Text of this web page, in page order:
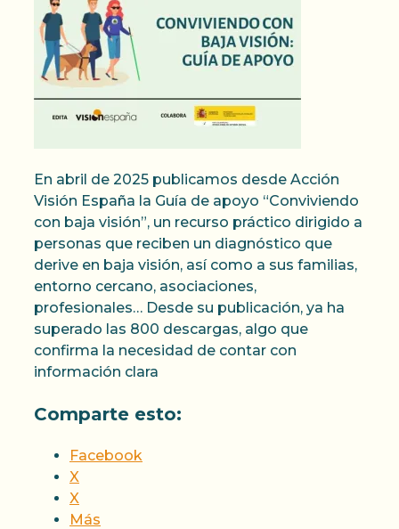
En abril de 2025 publicamos desde Acción
Visión España la Guía de apoyo “Conviviendo
con baja visión”, un recurso práctico dirigido a
personas que reciben un diagnóstico que
derive en baja visión, así como a sus familias,
entorno cercano, asociaciones,
profesionales… Desde su publicación, ya ha
superado las 800 descargas, algo que
confirma la necesidad de contar con
información clara
Comparte esto:
Facebook
X
X
Más